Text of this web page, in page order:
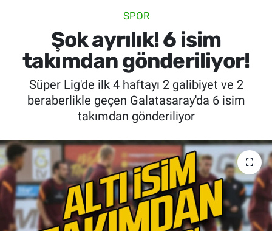
SPOR
Şok ayrılık! 6 isim
takımdan gönderiliyor!
Süper Lig'de ilk 4 haftayı 2 galibiyet ve 2
beraberlikle geçen Galatasaray'da 6 isim
takımdan gönderiliyor
SPOR
SAĞLIK